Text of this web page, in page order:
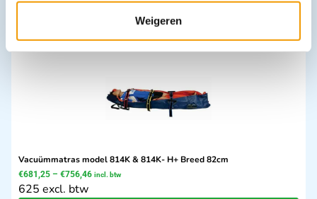
Weigeren
Vacuümmatras model 814K & 814K- H+ Breed 82cm
€681,25 – €756,46 incl. btw
625 excl. btw